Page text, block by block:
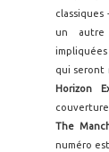
un autre
qui seront
Horizon
The
numéro